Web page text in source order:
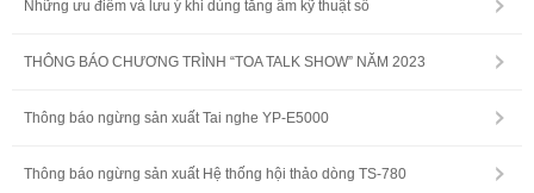
Những ưu điểm và lưu ý khi dùng tăng âm kỹ thuật số
THÔNG BÁO CHƯƠNG TRÌNH “TOA TALK SHOW” NĂM 2023
Thông báo ngừng sản xuất Tai nghe YP-E5000
Thông báo ngừng sản xuất Hệ thống hội thảo dòng TS-780